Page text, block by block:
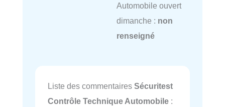
Automobile ouvert
dimanche : non
renseigné
Liste des commentaires Sécuritest
Contrôle Technique Automobile :